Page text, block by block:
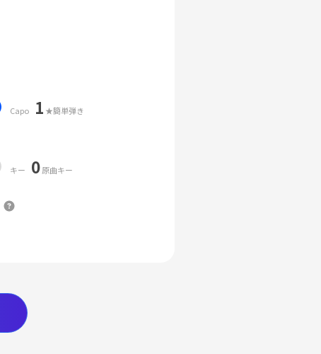
Capo 1 ★簡単弾き
キー 0原曲キー